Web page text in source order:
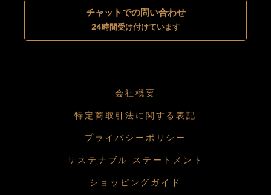
会社概要
特定商取引法に関する表記
プライバシーポリシー
サステナブル ステートメント
ショッピングガイド
チャットでの問い合わせ
24時間受け付けています